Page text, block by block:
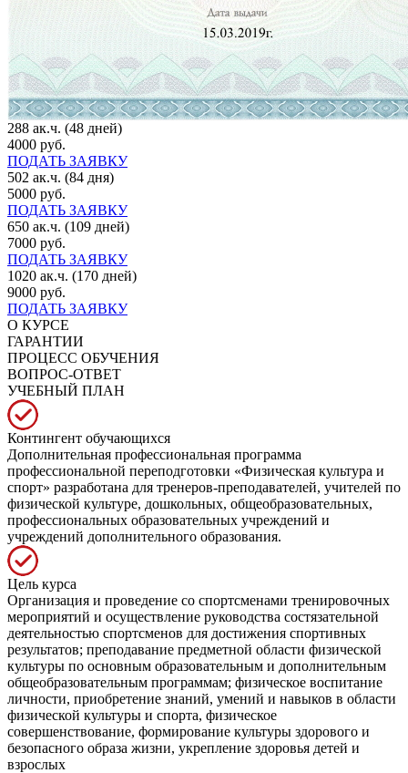
288 ак.ч. (48 дней)
4000 руб.
ПОДАТЬ ЗАЯВКУ
502 ак.ч. (84 дня)
5000 руб.
ПОДАТЬ ЗАЯВКУ
650 ак.ч. (109 дней)
7000 руб.
ПОДАТЬ ЗАЯВКУ
1020 ак.ч. (170 дней)
9000 руб.
ПОДАТЬ ЗАЯВКУ
О КУРСЕ
ГАРАНТИИ
ПРОЦЕСС ОБУЧЕНИЯ
ВОПРОС-ОТВЕТ
УЧЕБНЫЙ ПЛАН
Контингент обучающихся
Дополнительная профессиональная программа
профессиональной переподготовки «Физическая культура и
спорт» разработана для тренеров-преподавателей, учителей по
физической культуре, дошкольных, общеобразовательных,
профессиональных образовательных учреждений и
учреждений дополнительного образования.
Цель курса
Организация и проведение со спортсменами тренировочных
мероприятий и осуществление руководства состязательной
деятельностью спортсменов для достижения спортивных
результатов; преподавание предметной области физической
культуры по основным образовательным и дополнительным
общеобразовательным программам; физическое воспитание
личности, приобретение знаний, умений и навыков в области
физической культуры и спорта, физическое
совершенствование, формирование культуры здорового и
безопасного образа жизни, укрепление здоровья детей и
взрослых